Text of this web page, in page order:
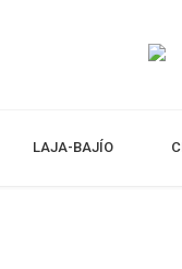
LAJA-BAJÍO